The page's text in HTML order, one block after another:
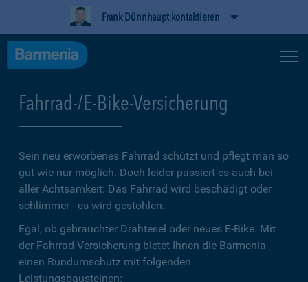
Frank Dünnhaupt kontaktieren
Fahrrad-/E-Bike-Versicherung
Sein neu erworbenes Fahrrad schützt und pflegt man so
gut wie nur möglich. Doch leider passiert es auch bei
aller Achtsamkeit: Das Fahrrad wird beschädigt oder
schlimmer - es wird gestohlen.
Egal, ob gebrauchter Drahtesel oder neues E-Bike. Mit
der Fahrrad-Versicherung bietet Ihnen die Barmenia
einen Rundumschutz mit folgenden
Leistungsbausteinen: